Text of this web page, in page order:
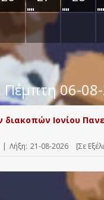
Πέμπτη 06-
διακοπών Ιονίου
| Λήξη: 21-08-2026 [Σε